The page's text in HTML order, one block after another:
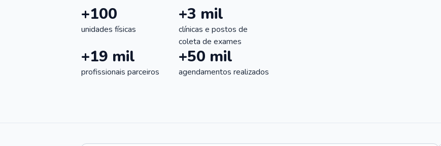
+100
unidades físicas
+3 mil
clínicas e postos de
coleta de exames
+19 mil
profissionais parceiros
+50 mil
agendamentos realizados